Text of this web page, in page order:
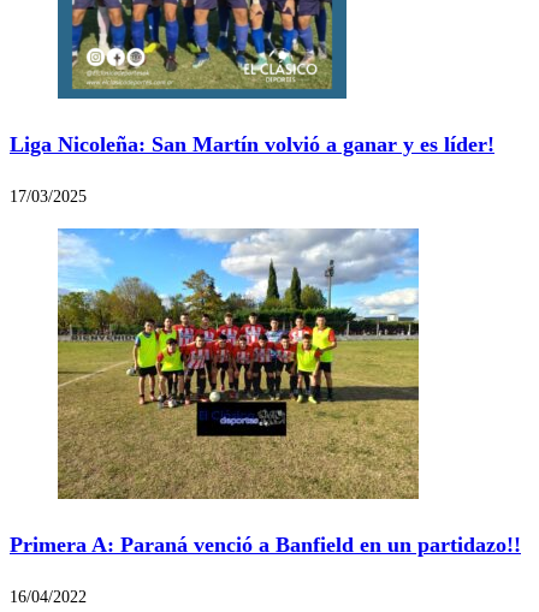
Liga Nicoleña: San Martín volvió a ganar y es líder!
17/03/2025
Primera A: Paraná venció a Banfield en un partidazo!!
16/04/2022